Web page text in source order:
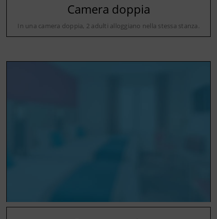
Camera doppia
In una camera doppia, 2 adulti alloggiano nella stessa stanza.